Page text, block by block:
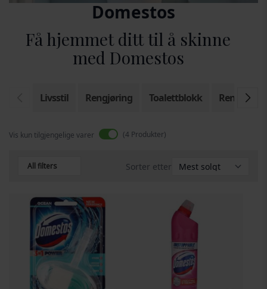
Domestos
Få hjemmet ditt til å skinne
med Domestos
Livsstil Rengjøring Toalettblokk
Vis kun tilgjengelige varer 4 Produkter
All filters Sorter etter